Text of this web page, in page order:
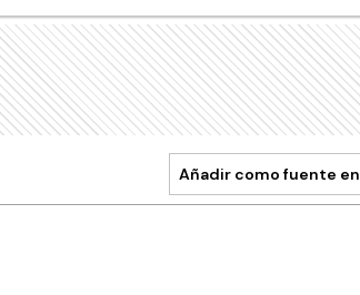
Añadir como fuente en